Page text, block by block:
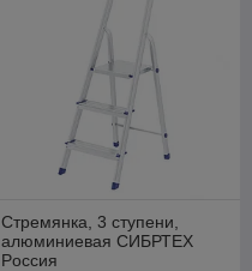
Стремянка, 3 ступени,
алюминиевая СИБРТЕХ
Pоссия